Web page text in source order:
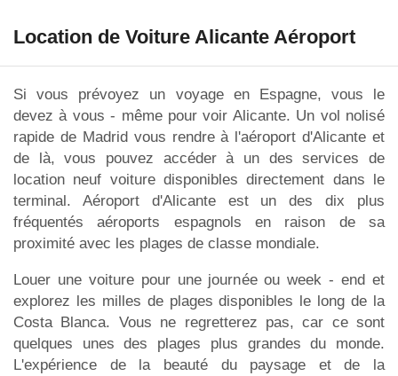
Location de Voiture Alicante Aéroport
Si vous prévoyez un voyage en Espagne, vous le
devez à vous - même pour voir Alicante. Un vol nolisé
rapide de Madrid vous rendre à l'aéroport d'Alicante et
de là, vous pouvez accéder à un des services de
location neuf voiture disponibles directement dans le
terminal. Aéroport d'Alicante est un des dix plus
fréquentés aéroports espagnols en raison de sa
proximité avec les plages de classe mondiale.
Louer une voiture pour une journée ou week - end et
explorez les milles de plages disponibles le long de la
Costa Blanca. Vous ne regretterez pas, car ce sont
quelques unes des plages plus grandes du monde.
L'expérience de la beauté du paysage et de la